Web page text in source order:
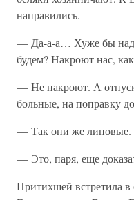
направились.
— Да-а-а… Хуже бы
будем? Накроют нас,
— Не накроют. А
больные, на поправку
— Так они же липовые.
— Это, паря, еще
Притихшей встретила в